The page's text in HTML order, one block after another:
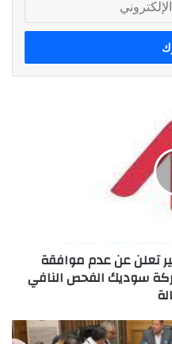
تعلن عن عدم موافقة
سوديك الفحص النافي